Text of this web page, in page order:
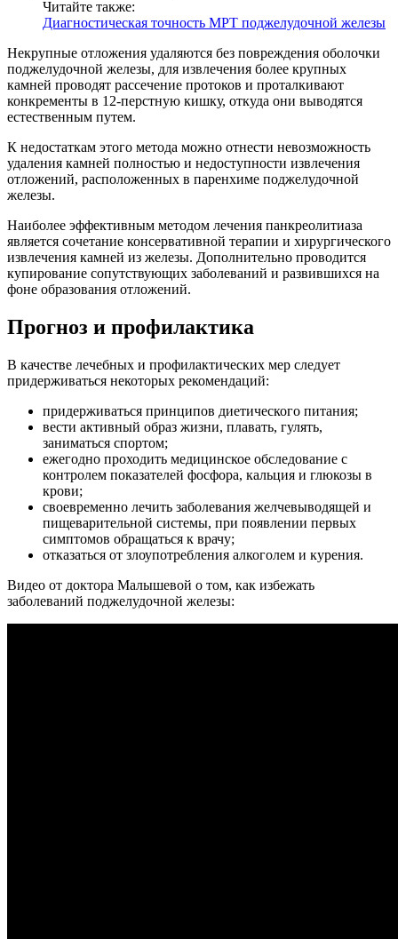
Читайте также:
Диагностическая точность МРТ поджелудочной железы
Некрупные отложения удаляются без повреждения оболочки
поджелудочной железы, для извлечения более крупных
камней проводят рассечение протоков и проталкивают
конкременты в 12-перстную кишку, откуда они выводятся
естественным путем.
К недостаткам этого метода можно отнести невозможность
удаления камней полностью и недоступности извлечения
отложений, расположенных в паренхиме поджелудочной
железы.
Наиболее эффективным методом лечения панкреолитиаза
является сочетание консервативной терапии и хирургического
извлечения камней из железы. Дополнительно проводится
купирование сопутствующих заболеваний и развившихся на
фоне образования отложений.
Прогноз и профилактика
В качестве лечебных и профилактических мер следует
придерживаться некоторых рекомендаций:
придерживаться принципов диетического питания;
вести активный образ жизни, плавать, гулять,
заниматься спортом;
ежегодно проходить медицинское обследование с
контролем показателей фосфора, кальция и глюкозы в
крови;
своевременно лечить заболевания желчевыводящей и
пищеварительной системы, при появлении первых
симптомов обращаться к врачу;
отказаться от злоупотребления алкоголем и курения.
Видео от доктора Малышевой о том, как избежать
заболеваний поджелудочной железы: